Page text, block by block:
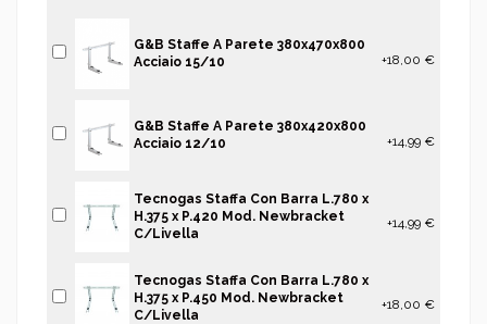
G&B Staffe A Parete 380x470x800
Acciaio 15/10
+18,00 €
G&B Staffe A Parete 380x420x800
Acciaio 12/10
+14,99 €
Tecnogas Staffa Con Barra L.780 x
H.375 x P.420 Mod. Newbracket
C/Livella
+14,99 €
Tecnogas Staffa Con Barra L.780 x
H.375 x P.450 Mod. Newbracket
C/Livella
+18,00 €